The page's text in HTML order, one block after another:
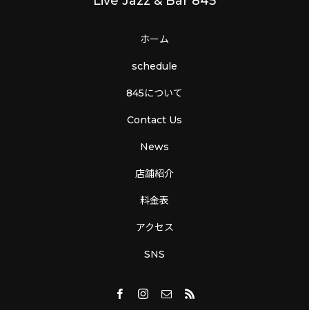
ホーム
schedule
845について
Contact Us
News
店舗紹介
料金表
アクセス
SNS